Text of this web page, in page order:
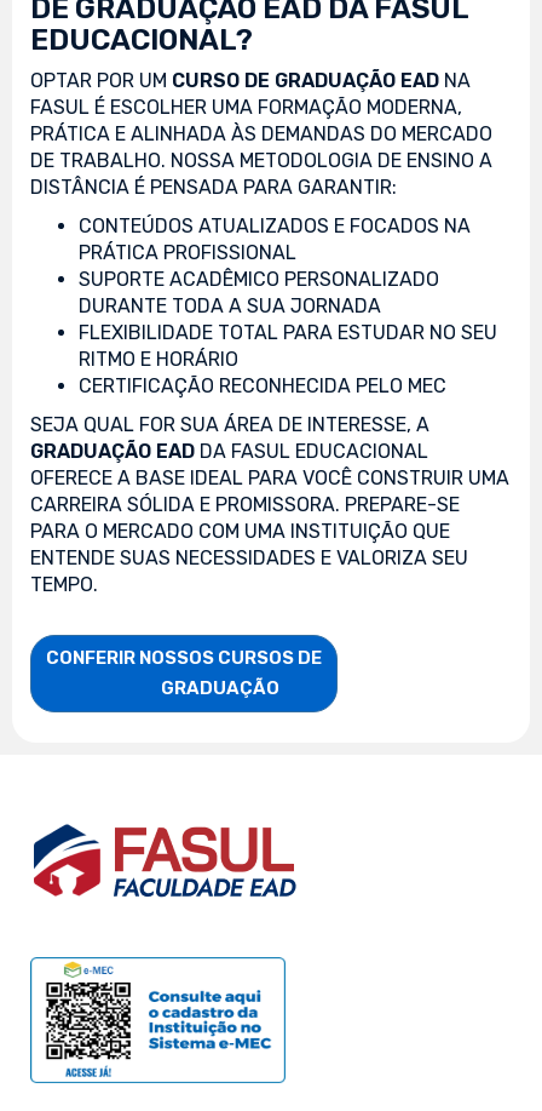
DE GRADUAÇÃO EAD DA FASUL
EDUCACIONAL?
OPTAR POR UM CURSO DE GRADUAÇÃO EAD NA
FASUL É ESCOLHER UMA FORMAÇÃO MODERNA,
PRÁTICA E ALINHADA ÀS DEMANDAS DO MERCADO
DE TRABALHO. NOSSA METODOLOGIA DE ENSINO A
DISTÂNCIA É PENSADA PARA GARANTIR:
CONTEÚDOS ATUALIZADOS E FOCADOS NA
PRÁTICA PROFISSIONAL
SUPORTE ACADÊMICO PERSONALIZADO
DURANTE TODA A SUA JORNADA
FLEXIBILIDADE TOTAL PARA ESTUDAR NO SEU
RITMO E HORÁRIO
CERTIFICAÇÃO RECONHECIDA PELO MEC
SEJA QUAL FOR SUA ÁREA DE INTERESSE, A
GRADUAÇÃO EAD DA FASUL EDUCACIONAL
OFERECE A BASE IDEAL PARA VOCÊ CONSTRUIR UMA
CARREIRA SÓLIDA E PROMISSORA. PREPARE-SE
PARA O MERCADO COM UMA INSTITUIÇÃO QUE
ENTENDE SUAS NECESSIDADES E VALORIZA SEU
TEMPO.
CONFERIR NOSSOS CURSOS DE
                    GRADUAÇÃO